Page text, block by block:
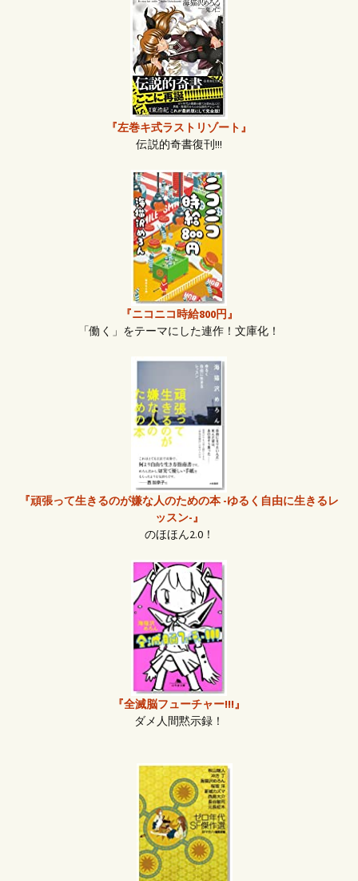
『左巻キ式ラストリゾート』
伝説的奇書復刊!!!
『ニコニコ時給800円』
「働く」をテーマにした連作！文庫化！
『頑張って生きるのが嫌な人のための本 -ゆるく自由に生きるレ
ッスン-』
のほほん2.0！
『全滅脳フューチャー!!!』
ダメ人間黙示録！